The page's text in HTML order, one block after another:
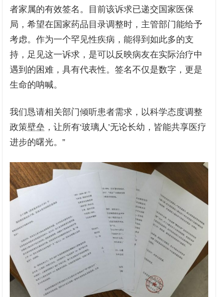
者家属的有效签名。目前该诉求已递交国家医保
局，希望在国家药品目录调整时，主管部门能给予
考虑。作为一个罕见性疾病，能得到如此多的支
持，足见这一诉求，是可以反映病友在实际治疗中
遇到的困难，具有代表性。签名不仅是数字，更是
生命的呐喊。
我们恳请相关部门倾听患者需求，以科学态度调整
政策壁垒，让所有‘玻璃人’无论长幼，皆能共享医疗
进步的曙光。”